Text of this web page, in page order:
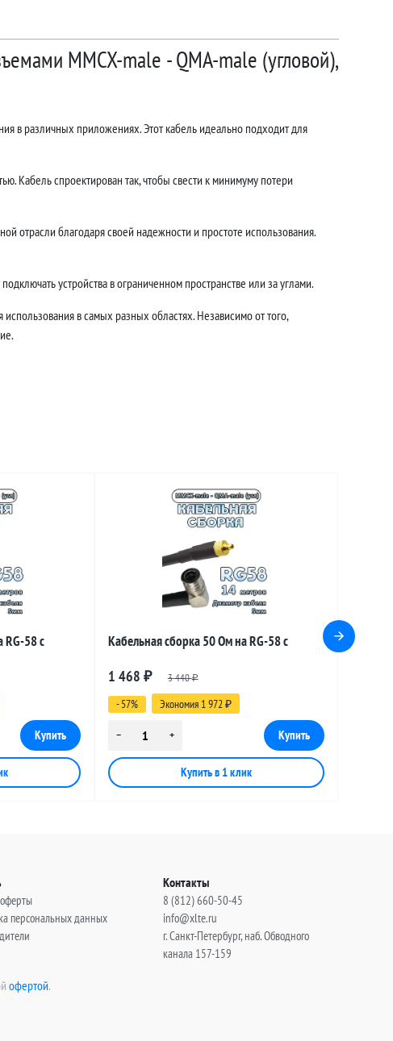
MMCX-male - QMA-male (угловой),
в различных приложениях. Этот кабель идеально подходит для
Кабель спроектирован так, чтобы свести к минимуму потери
отрасли благодаря своей надежности и простоте использования.
устройства в ограниченном пространстве или за углами.
в самых разных областях. Независимо от того,
58 с
Кабельная сборка 50 Ом на RG-58 с
(угловой), 14 метров
1 468 ₽ 3 440₽
- 57% Экономия 1 972 ₽
персональных данных
Контакты
8 (812) 660-50-45
info@xlte.ru
г. Санкт-Петербург, наб. Обводного
канала 157-159
офертой.